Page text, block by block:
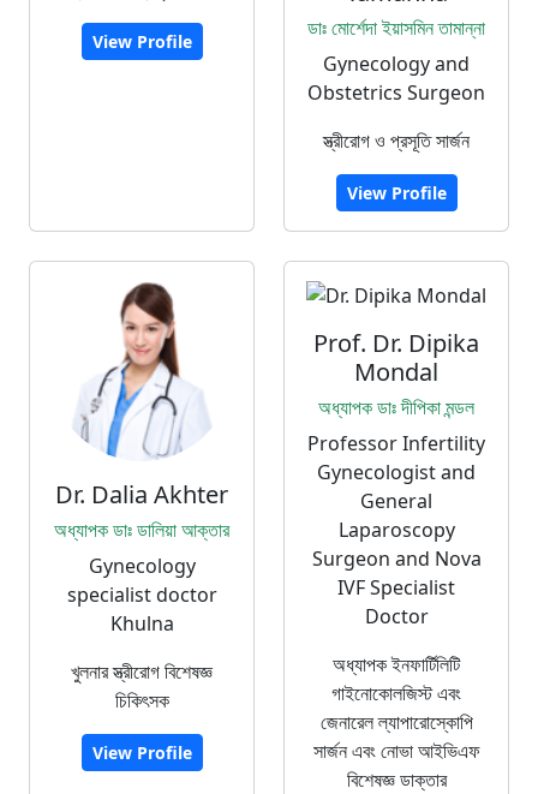
View Profile
ডাঃ মোর্শেদা ইয়াসমিন তামান্না
Gynecology and
Obstetrics Surgeon
স্ত্রীরোগ ও প্রসূতি সার্জন
View Profile
Dr. Dalia Akhter
অধ্যাপক ডাঃ ডালিয়া আক্তার
Gynecology
specialist doctor
Khulna
খুলনার স্ত্রীরোগ বিশেষজ্ঞ
চিকিৎসক
View Profile
Prof. Dr. Dipika
Mondal
অধ্যাপক ডাঃ দীপিকা মন্ডল
Professor Infertility
Gynecologist and
General
Laparoscopy
Surgeon and Nova
IVF Specialist
Doctor
অধ্যাপক ইনফার্টিলিটি
গাইনোকোলজিস্ট এবং
জেনারেল ল্যাপারোস্কোপি
সার্জন এবং নোভা আইভিএফ
বিশেষজ্ঞ ডাক্তার